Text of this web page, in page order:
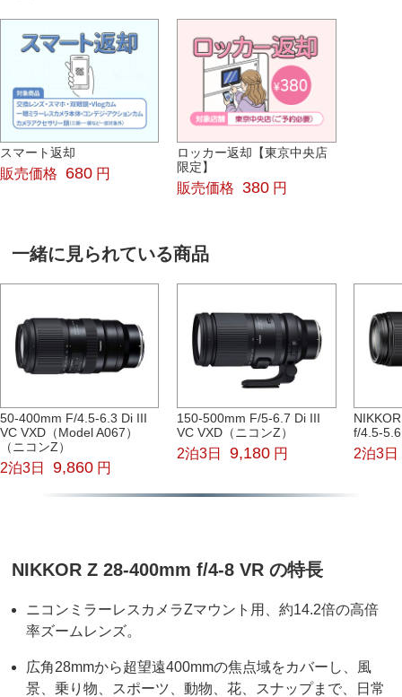
スマート返却
販売価格 680 円
ロッカー返却【東京中央店
限定】
販売価格 380 円
一緒に見られている商品
50-400mm F/4.5-6.3 Di III
VC VXD（Model A067）
（ニコンZ）
2泊3日 9,860 円
150-500mm F/5-6.7 Di III
VC VXD（ニコンZ）
2泊3日 9,180 円
f/4.5-
2泊3日
NIKKOR Z 28-400mm f/4-8 VR の特長
ニコンミラーレスカメラZマウント用、約14.2倍の高倍
率ズームレンズ。
広角28mmから超望遠400mmの焦点域をカバーし、風
景、乗り物、スポーツ、動物、花、スナップまで、日常